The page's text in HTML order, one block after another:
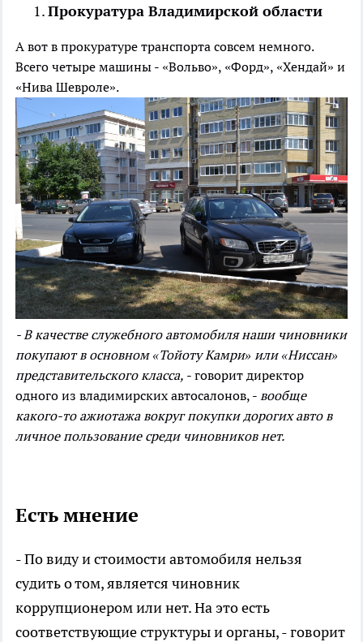
Прокуратура Владимирской области
А вот в прокуратуре транспорта совсем немного.
Всего четыре машины - «Вольво», «Форд», «Хендай» и
«Нива Шевроле».
- В качестве служебного автомобиля наши чиновники
покупают в основном «Тойоту Камри» или «Ниссан»
представительского класса, - говорит директор
одного из владимирских автосалонов, - вообще
какого-то ажиотажа вокруг покупки дорогих авто в
личное пользование среди чиновников нет.
Есть мнение
- По виду и стоимости автомобиля нельзя
судить о том, является чиновник
коррупционером или нет. На это есть
соответствующие структуры и органы, - говорит